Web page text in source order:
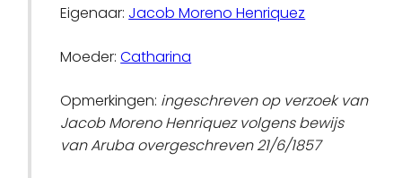
Eigenaar: Jacob Moreno Henriquez
Moeder:Catharina
Opmerkingen: ingeschreven op verzoek van
Jacob Moreno Henriquez volgens bewijs
van Aruba overgeschreven 21/6/1857